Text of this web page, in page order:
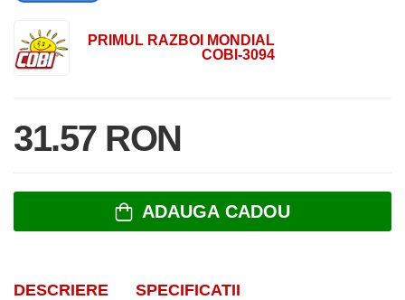
PRIMUL RAZBOI MONDIAL
COBI-3094
31.57 RON
ADAUGA CADOU
DESCRIERE SPECIFICATII